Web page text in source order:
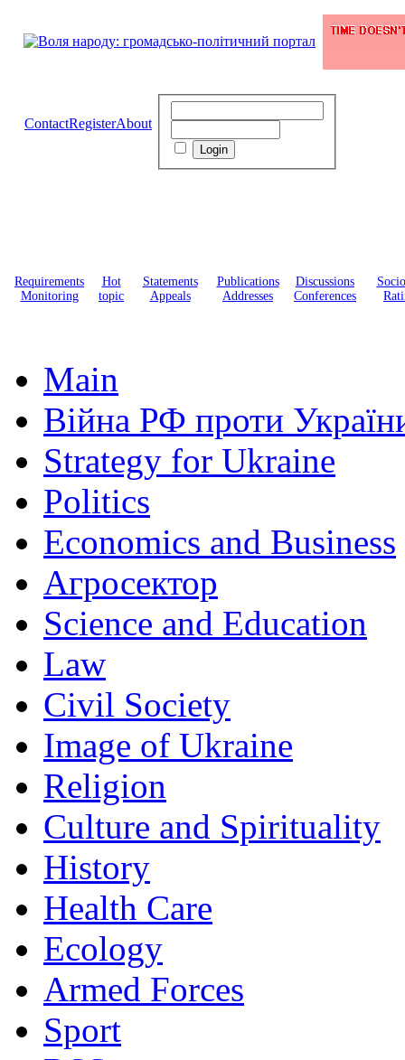
ContactRegisterAbout
Requirements
Monitoring
Hot
topic
Statements
Appeals
Publications
Addresses
Discussions
Conferences
Main
Війна РФ проти
Strategy for Ukraine
Politics
Economics and Business
Агросектор
Science and Education
Law
Civil Society
Image of Ukraine
Religion
Culture and Spirituality
History
Health Care
Ecology
Armed Forces
Sport